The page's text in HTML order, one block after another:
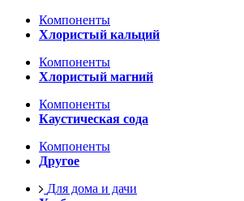
Компоненты
Хлористый кальций
Компоненты
Хлористый магний
Компоненты
Каустическая сода
Компоненты
Другое
Для дома и дачи